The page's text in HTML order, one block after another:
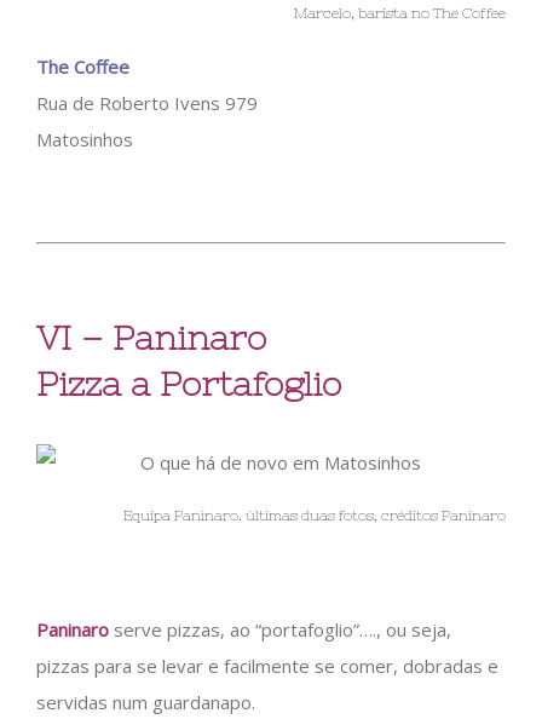
Marcelo, barista no The Coffee
The Coffee
Rua de Roberto Ivens 979
Matosinhos
VI – Paninaro
Pizza a Portafoglio
Equipa Paninaro. últimas duas fotos, créditos Paninaro
Paninaro serve pizzas, ao “portafoglio”…., ou seja,
pizzas para se levar e facilmente se comer, dobradas e
servidas num guardanapo.